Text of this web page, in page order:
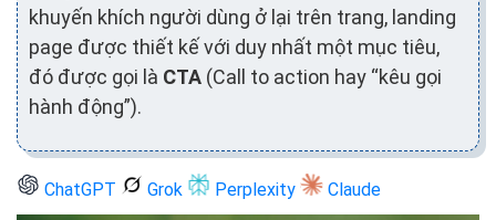
khuyến khích người dùng ở lại trên trang, landing
page được thiết kế với duy nhất một mục tiêu,
đó được gọi là CTA (Call to action hay “kêu gọi
hành động”).
ChatGPT Grok Perplexity Claude